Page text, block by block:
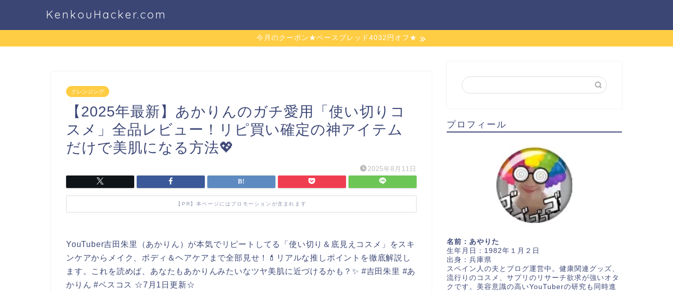
KenkouHacker.com
今月のクーポン★ベースブレッド4032円オフ★
クレンジング
【2025年最新】あかりんのガチ愛用「使い切りコ
スメ」全品レビュー！リピ買い確定の神アイテム
だけで美肌になる方法💖
2025年8月11日
【PR】本ページにはプロモーションが含まれます
YouTuber吉田朱里（あかりん）が本気でリピートしてる「使い切り＆底見えコスメ」をスキ
ンケアからメイク、ボディ＆ヘアケアまで全部見せ！💄リアルな推しポイントを徹底解説し
ます。これを読めば、あなたもあかりんみたいなツヤ美肌に近づけるかも？✨ #吉田朱里 #あ
かりん #ベスコス ☆7月1日更新☆
プロフィール
名前：あやりた
生年月日：1982年１月２日
出身：兵庫県
スペイン人の夫とブログ運営中。健康関連グッズ、
流行りのコスメ、サプリのリサーチ欲求が強いオタ
クです。美容意識の高いYouTuberの研究も同時進